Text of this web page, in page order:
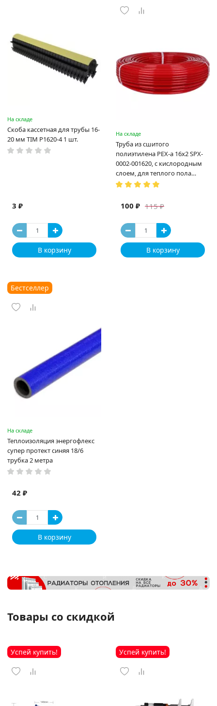
На складе
Скоба кассетная для трубы 16-
20 мм TIM P1620-4 1 шт.
3 ₽
В корзину
На складе
Труба из сшитого
полиэтилена PEX-a 16х2 SPX-
0002-001620, с кислородным
слоем, для теплого пола
(Испания)
115 ₽
100 ₽
В корзину
Бестселлер
На складе
Теплоизоляция энергофлекс
супер протект синяя 18/6
трубка 2 метра
42 ₽
В корзину
Товары со скидкой
Успей купить! Успей купить!